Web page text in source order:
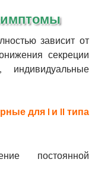
зависит от
секреции
индивидуальные
для I и II типа
постоянной